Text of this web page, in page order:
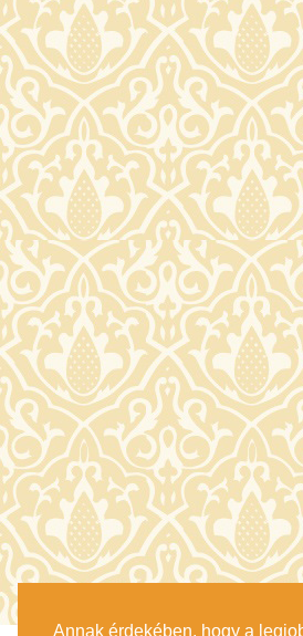
Annak érdekében, hogy a